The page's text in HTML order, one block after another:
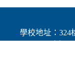
學校地址：324